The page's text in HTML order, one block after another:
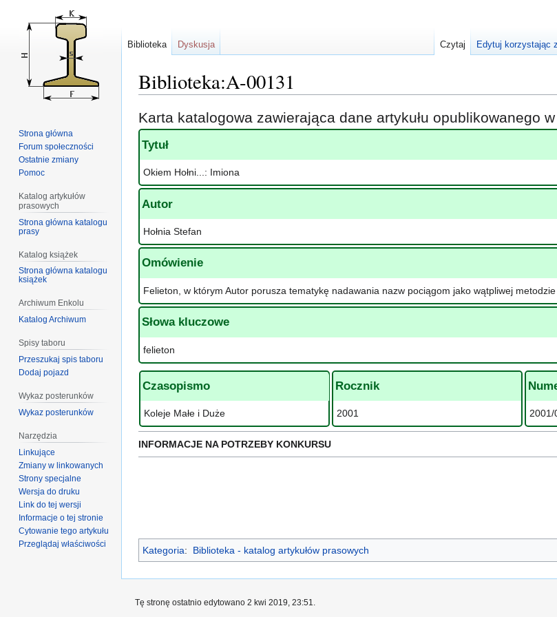
Biblioteka:A-00131
Przejdź
do
nawigacji
Przejdź
do
wyszukiwania
Karta katalogowa zawierająca dane artykułu opublikowanego
Tytuł
Okiem Hołni...: Imiona
Autor
Hołnia Stefan
Omówienie
Felieton, w którym Autor porusza tematykę nadawania nazw pociągom jako wątpliwej
Słowa kluczowe
felieton
Czasopismo
Koleje Małe i Duże
Rocznik
2001 2001/
INFORMACJE NA POTRZEBY KONKURSU
Kategoria: Biblioteka - katalog artykułów prasowych
Biblioteka Dyskusja Czytaj Edytuj korzystając
Strona główna
Forum społeczności
Ostatnie zmiany
Pomoc
Katalog artykułów
prasowych
Strona główna katalogu
prasy
Katalog książek
Strona główna katalogu
książek
Archiwum Enkolu
Katalog Archiwum
Spisy taboru
Przeszukaj spis taboru
Dodaj pojazd
Wykaz posterunków
Wykaz posterunków
Narzędzia
Linkujące
Zmiany w linkowanych
Strony specjalne
Wersja do druku
Link do tej wersji
Informacje o tej stronie
Cytowanie tego artykułu
Przeglądaj właściwości
Tę stronę ostatnio edytowano 2 kwi 2019, 23:51.